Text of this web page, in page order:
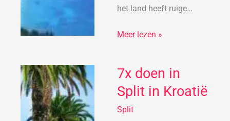
het land heeft ruige…
Meer lezen »
7x doen in
Split in Kroatië
Split
7x
doen
in
Split